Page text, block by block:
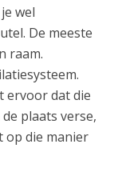
wel
De meeste
raam.
ervoor dat die
plaats verse,
op die manier